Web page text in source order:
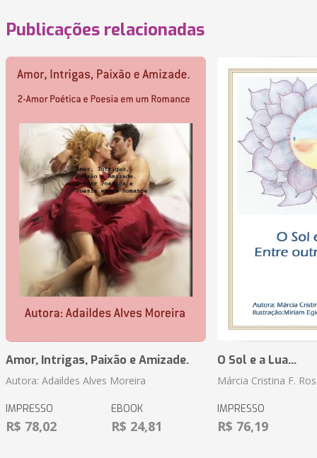
Publicações relacionadas
Amor, Intrigas, Paixão e Amizade.
Autora: Adaildes Alves Moreira
IMPRESSO
R$ 78,02
EBOOK
R$ 24,81
O Sol e a Lua...
Márcia Cristina F.
IMPRESSO
R$ 76,19